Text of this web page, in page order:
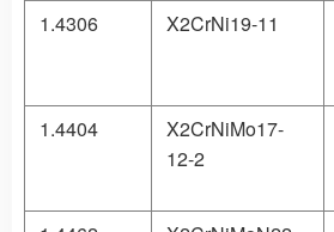
1.4306 X2CrNi19-11
1.4404
X2CrNiMo17-
12-2